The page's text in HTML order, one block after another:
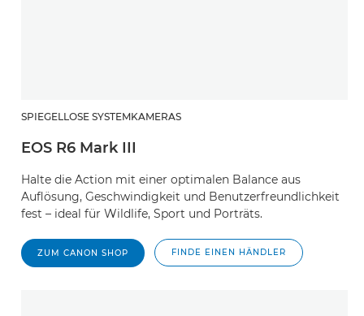
SPIEGELLOSE SYSTEMKAMERAS
EOS R6 Mark III
Halte die Action mit einer optimalen Balance aus
Auflösung, Geschwindigkeit und Benutzerfreundlichkeit
fest – ideal für Wildlife, Sport und Porträts.
ZUM CANON SHOP FINDE EINEN HÄNDLER